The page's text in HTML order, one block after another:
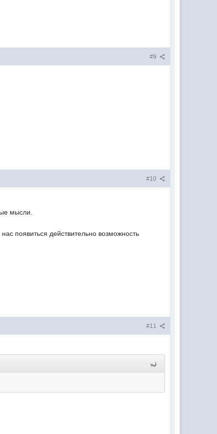
#9
#10
мысли.
появиться действительно возможность
#11